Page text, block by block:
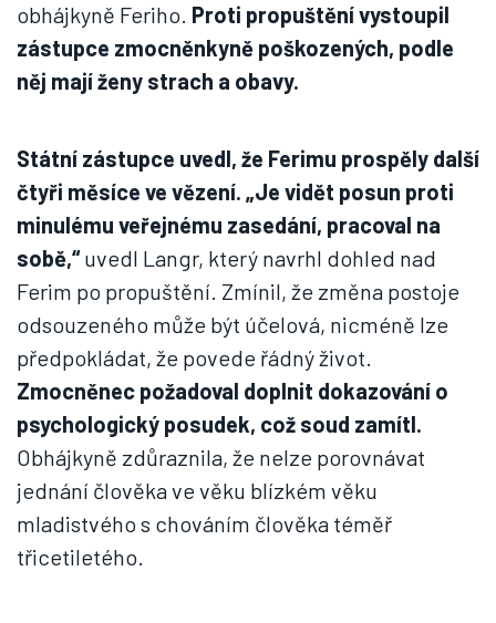
obhájkyně Feriho. Proti propuštění vystoupil
zástupce zmocněnkyně poškozených, podle
něj mají ženy strach a obavy.
Státní zástupce uvedl, že Ferimu prospěly další
čtyři měsíce ve vězení. „Je vidět posun proti
minulému veřejnému zasedání, pracoval na
sobě,“uvedl Langr, který navrhl dohled nad
Ferim po propuštění. Zmínil, že změna postoje
odsouzeného může být účelová, nicméně lze
předpokládat, že povede řádný život.
Zmocněnec požadoval doplnit dokazování o
psychologický posudek, což soud zamítl.
Obhájkyně zdůraznila, že nelze porovnávat
jednání člověka ve věku blízkém věku
mladistvého s chováním člověka téměř
třicetiletého.